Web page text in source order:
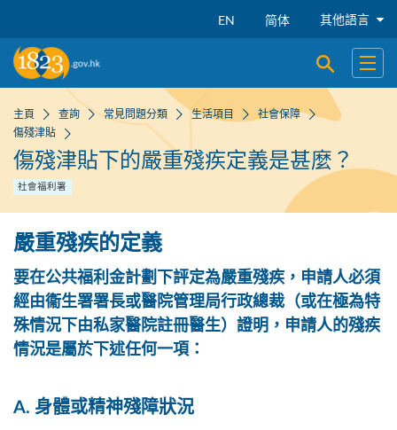
EN 简体 其他語言
開啟搜尋
開啟
主頁 查詢 常見問題分類 生活項目
社會保障
傷殘津貼
傷殘津貼下的嚴重殘疾定義是甚麼？
社會福利署
嚴重殘疾的定義
要在公共福利金計劃下評定為嚴重殘疾，申請人必須
經由衞生署署長或醫院管理局行政總裁（或在極為特
殊情況下由私家醫院註冊醫生）證明，申請人的殘疾
情況是屬於下述任何一項：
A. 身體或精神殘障狀況